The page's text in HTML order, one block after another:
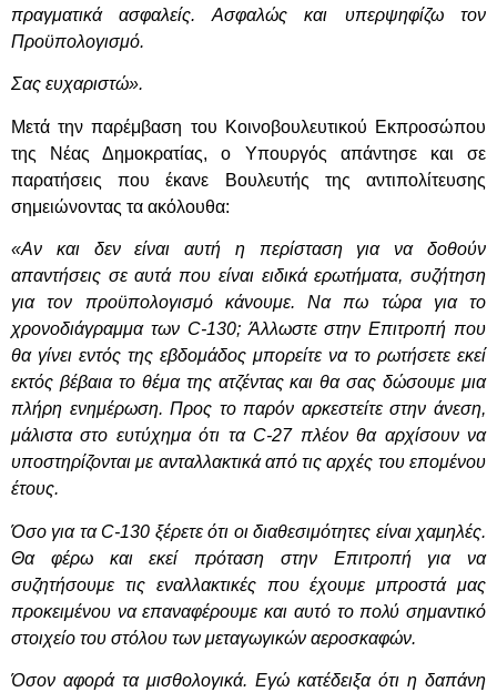
πραγματικά ασφαλείς. Ασφαλώς και υπερψηφίζω τον
Προϋπολογισμό.
Σας ευχαριστώ».
Μετά την παρέμβαση του Κοινοβουλευτικού Εκπροσώπου
της Νέας Δημοκρατίας, ο Υπουργός απάντησε και σε
παρατήσεις που έκανε Βουλευτής της αντιπολίτευσης
σημειώνοντας τα ακόλουθα:
«Αν και δεν είναι αυτή η περίσταση για να δοθούν
απαντήσεις σε αυτά που είναι ειδικά ερωτήματα, συζήτηση
για τον προϋπολογισμό κάνουμε. Να πω τώρα για το
χρονοδιάγραμμα των C-130; Άλλωστε στην Επιτροπή που
θα γίνει εντός της εβδομάδος μπορείτε να το ρωτήσετε εκεί
εκτός βέβαια το θέμα της ατζέντας και θα σας δώσουμε μια
πλήρη ενημέρωση. Προς το παρόν αρκεστείτε στην άνεση,
μάλιστα στο ευτύχημα ότι τα C-27 πλέον θα αρχίσουν να
υποστηρίζονται με ανταλλακτικά από τις αρχές του επομένου
έτους.
Όσο για τα C-130 ξέρετε ότι οι διαθεσιμότητες είναι χαμηλές.
Θα φέρω και εκεί πρόταση στην Επιτροπή για να
συζητήσουμε τις εναλλακτικές που έχουμε μπροστά μας
προκειμένου να επαναφέρουμε και αυτό το πολύ σημαντικό
στοιχείο του στόλου των μεταγωγικών αεροσκαφών.
Όσον αφορά τα μισθολογικά. Εγώ κατέδειξα ότι η δαπάνη